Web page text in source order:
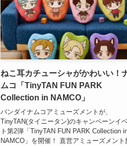
ねこ耳カチューシャがかわいい！
ムコ「TinyTAN FUN PARK
Collection in NAMCO」
バンダイナムコアミューズメントが、
TinyTAN(タイニータン)のキャンペーンイ
ト第2弾「TinyTAN FUN PARK Collection
NAMCO」を開催！ 直営アミューズメント